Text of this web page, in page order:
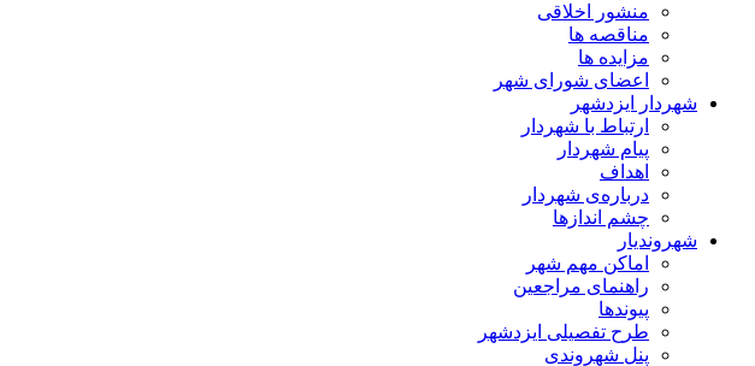
منشور اخلاقی
مناقصه ها
مزایده ها
اعضای شورای شهر
شهردار ایزدشهر
ارتباط با شهردار
پیام شهردار
اهداف
درباره‌ی شهردار
چشم اندازها
شهروندیار
اماکن مهم شهر
راهنمای مراجعین
پیوند‌ها
طرح تفصیلی ایزدشهر
پنل شهروندی